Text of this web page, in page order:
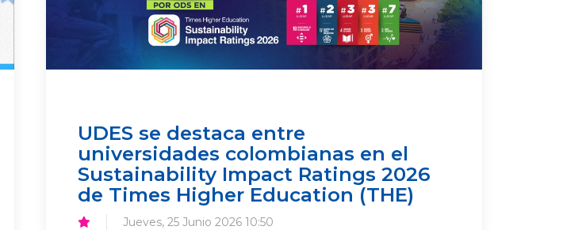
UDES se destaca entre
universidades colombianas en el
Sustainability Impact Ratings 2026
de Times Higher Education (THE)
Jueves, 25 Junio 2026 10:50